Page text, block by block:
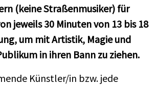
(keine Straßenmusiker) für
jeweils 30 Minuten von 13 bis 18
um mit Artistik, Magie und
in ihren Bann zu ziehen.
Künstler/in bzw. jede